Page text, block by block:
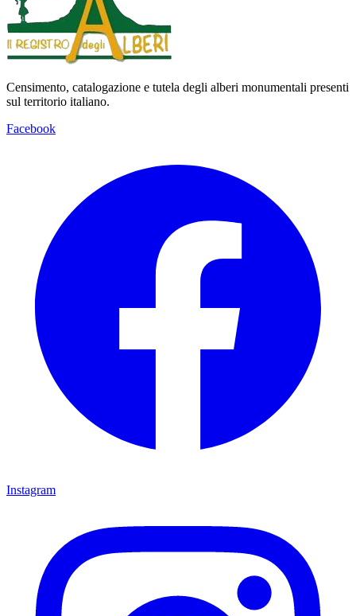
Censimento, catalogazione e tutela degli alberi monumentali presenti
sul territorio italiano.
Facebook
Instagram